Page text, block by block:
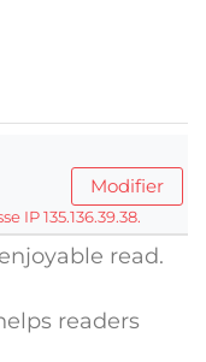
Modifier
IP 135.136.39.38.
read.
readers